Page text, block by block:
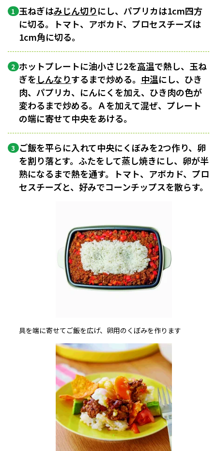
1 玉ねぎはみじん切りにし、パプリカは1cm四方
に切る。トマト、アボカド、プロセスチーズは
1cm角に切る。
2 ホットプレートに油小さじ2を高温で熱し、玉ね
ぎを しんなりするまで炒める。 中温にし、ひき
肉、パプリカ、にんにくを加え、ひき肉の色が
変わるまで炒める。Ａを加えて混ぜ、プレート
の端に寄せて中央をあける。
3 ご飯を平らに入れて中央にくぼみを2つ作り、卵
を割り落とす。ふたをして蒸し焼きにし、卵が半
熟になるまで熱を通す。トマト、アボカド、プロ
セスチーズと、好みでコーンチップスを散らす。
具を端に寄せてご飯を広げ、卵用のくぼみを作ります